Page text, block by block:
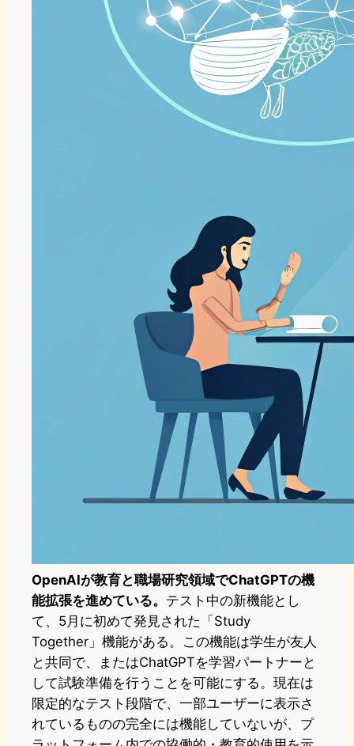
OpenAIが教育と職場研究領域でChatGPTの機
能拡張を進めている。 テスト中の新機能とし
て、5月に初めて発見された「Study
Together」機能がある。この機能は学生が友人
と共同で、またはChatGPTを学習パートナーと
して試験準備を行うことを可能にする。現在は
限定的なテスト段階で、一部ユーザーに表示さ
れているものの完全には機能していないが、プ